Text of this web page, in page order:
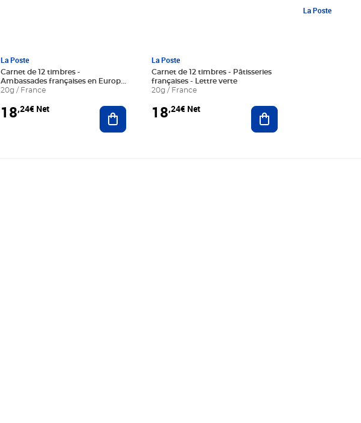
La Poste
Carnet de 12 timbres -
Ambassades françaises en Europe
- Lettre Verte
20g / France
18,24€ Net Ajouter au panier
La Poste
Carnet de 12 timbres - Pâtisseries
françaises - Lettre verte
20g / France
18,24€ Net Ajouter au panier
La Poste